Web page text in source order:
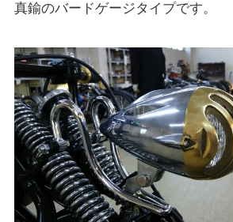
真鍮のバードゲージタイプです。